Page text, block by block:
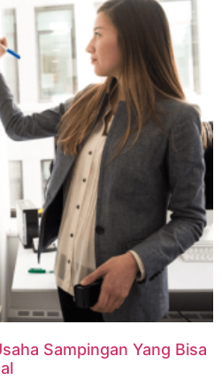
Sampingan Yang Bisa